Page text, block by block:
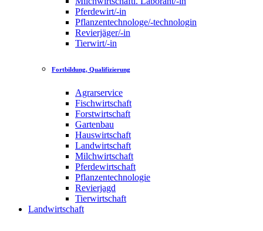
Pferdewirt/-in
Pflanzentechnologe/-technologin
Revierjäger/-in
Tierwirt/-in
Fortbildung, Qualifizierung
Agrarservice
Fischwirtschaft
Forstwirtschaft
Gartenbau
Hauswirtschaft
Landwirtschaft
Milchwirtschaft
Pferdewirtschaft
Pflanzentechnologie
Revierjagd
Tierwirtschaft
Landwirtschaft